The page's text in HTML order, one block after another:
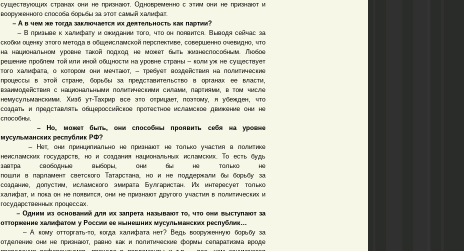
существующих странах они не признают. Одновременно с этим они не признают и
вооруженного способа борьбы за этот самый халифат.
– А в чем же тогда заключается их деятельность как партии?
– В призыве к халифату и ожидании того, что он появится. Выводя сейчас за
скобки оценку этого метода в общеисламской перспективе, совершенно очевидно, что
на национальном уровне такой подход не может быть жизнеспособным. Любое
решение проблем той или иной общности на уровне страны – коли уж не существует
того халифата, о котором они мечтают, – требует воздействия на политические
процессы в этой стране, борьбы за представительство в органах ее власти,
взаимодействия с национальными политическими силами, партиями, в том числе
немусульманскими. Хизб ут-Тахрир все это отрицает, поэтому, я убежден, что
создать и представлять общероссийское протестное исламское движение они не
способны.
– Но, может быть, они способны проявить себя на уровне
мусульманских республик РФ?
– Нет, они принципиально не признают не только участия в политике
неисламских государств, но и создания национальных исламских. То есть будь
завтра свободные выборы, они бы не только не
пошли в парламент светского Татарстана, но и не поддержали бы борьбу за
создание, допустим, исламского эмирата Булгаристан. Их интересует только
халифат, и пока он не появится, они не признают другого участия в политических и
государственных процессах.
– Одним из оснований для их запрета называют то, что они выступают за
отторжение халифатом у России ее нынешних мусульманских республик…
– А кому отторгать-то, когда халифата нет? Ведь вооруженную борьбу за
отделение они не признают, равно как и политические формы сепаратизма вроде